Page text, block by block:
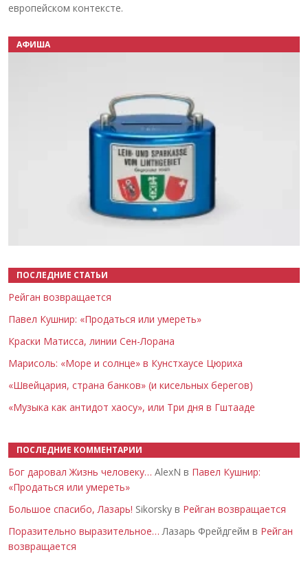
европейском контексте.
АФИША
ПОСЛЕДНИЕ СТАТЬИ
Рейган возвращается
Павел Кушнир: «Продаться или умереть»
Краски Матисса, линии Сен-Лорана
Марисоль: «Море и солнце» в Кунстхаусе Цюриха
«Швейцария, страна банков» (и кисельных берегов)
«Музыка как антидот хаосу», или Три дня в Гштааде
ПОСЛЕДНИЕ КОММЕНТАРИИ
Бог даровал Жизнь человеку… AlexN в Павел Кушнир:
«Продаться или умереть»
Большое спасибо, Лазарь! Sikorsky в Рейган возвращается
Поразительно выразительное… Лазарь Фрейдгейм в Рейган
возвращается